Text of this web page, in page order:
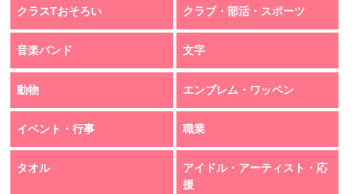
クラスTおそろい クラブ・部活・スポーツ
音楽バンド 文字
動物 エンブレム・ワッペン
イベント・行事 職業
タオル
アイドル・アーティスト・応
援